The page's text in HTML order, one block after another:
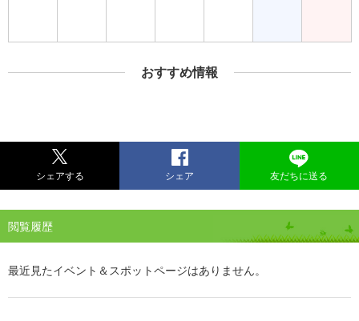
おすすめ情報
シェアする シェア 友だちに送る
閲覧履歴
最近見たイベント＆スポットページはありません。